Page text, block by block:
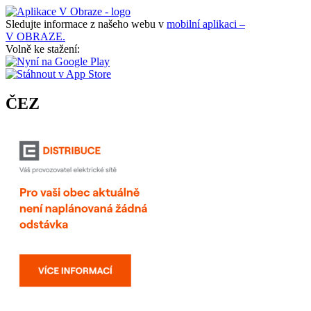
Sledujte informace z našeho webu v mobilní aplikaci –
V OBRAZE.
Volně ke stažení:
ČEZ